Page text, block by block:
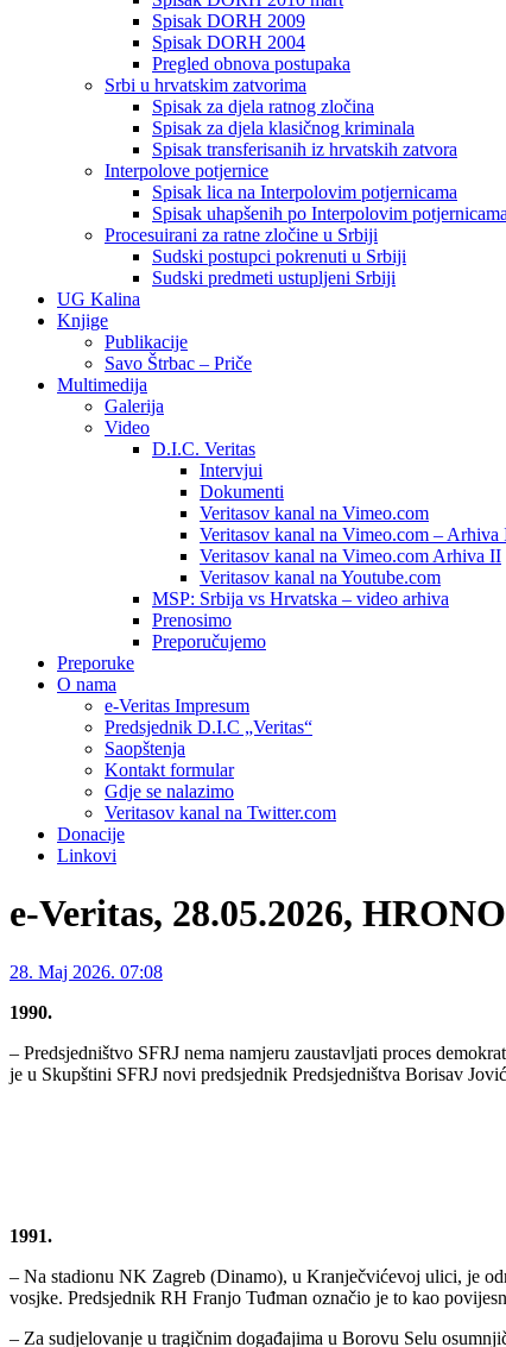
Spisak DORH 2009
Spisak DORH 2004
Pregled obnova postupaka
Srbi u hrvatskim zatvorima
Spisak za djela ratnog zločina
Spisak za djela klasičnog kriminala
Spisak transferisanih iz hrvatskih zatvora
Interpolove potjernice
Spisak lica na Interpolovim potjernicama
Spisak uhapšenih po Interpolovim potjernicama
Procesuirani za ratne zločine u Srbiji
Sudski postupci pokrenuti u Srbiji
Sudski predmeti ustupljeni Srbiji
UG Kalina
Knjige
Publikacije
Savo Štrbac – Priče
Multimedija
Galerija
Video
D.I.C. Veritas
Intervjui
Dokumenti
Veritasov kanal na Vimeo.com
Veritasov kanal na Vimeo.com – Arhiva
Veritasov kanal na Vimeo.com Arhiva II
Veritasov kanal na Youtube.com
MSP: Srbija vs Hrvatska – video arhiva
Prenosimo
Preporučujemo
Preporuke
O nama
e-Veritas Impresum
Predsjednik D.I.C „Veritas“
Saopštenja
Kontakt formular
Gdje se nalazimo
Veritasov kanal na Twitter.com
Donacije
Linkovi
e-Veritas, 28.05.2026,
28. Maj 2026. 07:08
1990.
– Predsjedništvo SFRJ nema namjeru zaustavljati proces
je u Skupštini SFRJ novi predsjednik Predsjedništva Borisav
1991.
– Na stadionu NK Zagreb (Dinamo), u Kranječvićevoj ulici, je
vosjke. Predsjednik RH Franjo Tuđman označio je to kao
– Za sudjelovanje u tragičnim događajima u Borovu Selu